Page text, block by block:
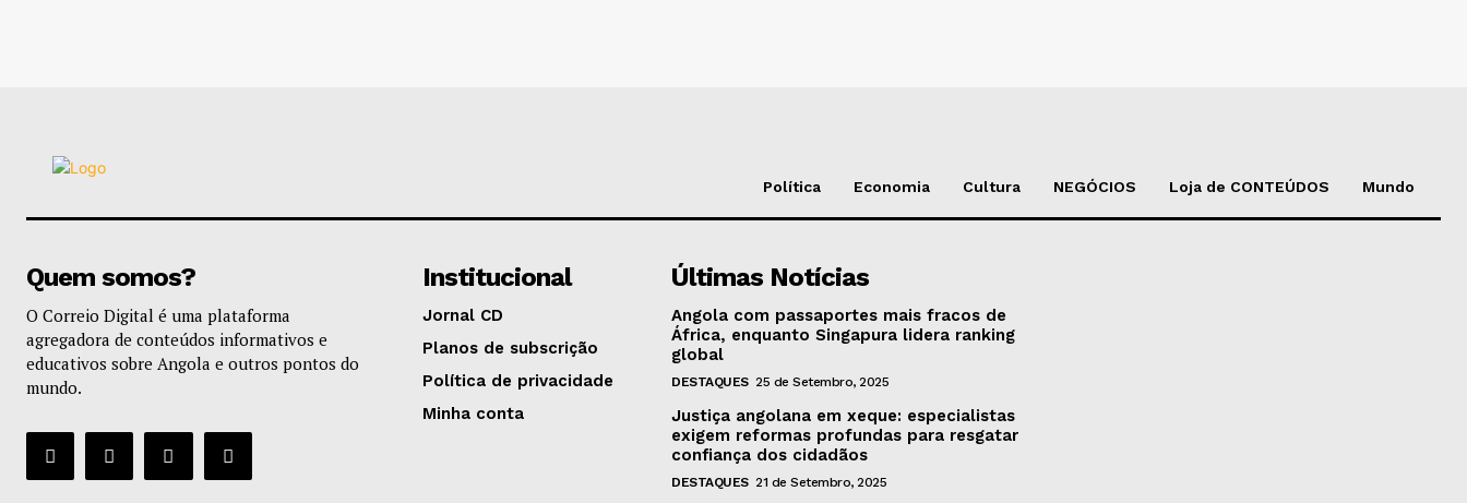
Política Economia Cultura NEGÓCIOS Loja de CONTEÚDOS Mundo
Quem somos?
O Correio Digital é uma plataforma
agregadora de conteúdos informativos e
educativos sobre Angola e outros pontos do
mundo.
Institucional
Jornal CD
Planos de subscrição
Política de privacidade
Minha conta
Últimas Notícias
Angola com passaportes mais fracos de
África, enquanto Singapura lidera ranking
global
DESTAQUES 25 de Setembro, 2025
Justiça angolana em xeque: especialistas
exigem reformas profundas para resgatar
confiança dos cidadãos
DESTAQUES 21 de Setembro, 2025